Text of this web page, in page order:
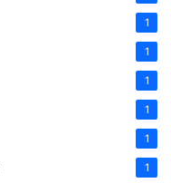
1
1
1
1
1
1